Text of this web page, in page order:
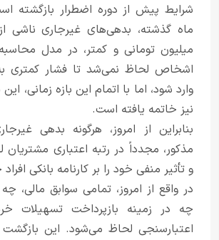
شرایط پیش از دوره اضطرار بازگشته
میلیون تومانی و کمتر، در مدل محاسبه
اشخاص لحاظ نمی‌شد تا فشار کمتری
وارد شود، اما با اتمام این بازه زمانی،
نیز خاتمه یافته است.
بنابراین از امروز، هرگونه بدهی
مذکور، مجدداً در رتبه اعتباری
و تأثیر منفی خود را بر کارنامه بانکی
در واقع از امروز، تمامی سوابق
چه در زمینه بازپرداخت تسهیلات
اعتبارسنجی لحاظ می‌شود. این بازگشت